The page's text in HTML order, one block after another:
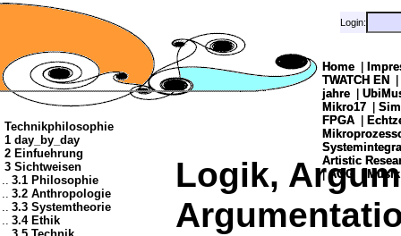
Home
TWATCH EN
jahre
Mikro17
FPGA
Artistic
|AOG Musik
Login:
Technikphilosophie
1 day_by_day
2 Einfuehrung
3 Sichtweisen
.. 3.1 Philosophie
.. 3.2 Anthropologie
.. 3.3 Systemtheorie
.. 3.4 Ethik
Home
TWATCH EN
jahre
Mikro17
FPGA
Artistic
|AOG Musik
Login:
Logik,